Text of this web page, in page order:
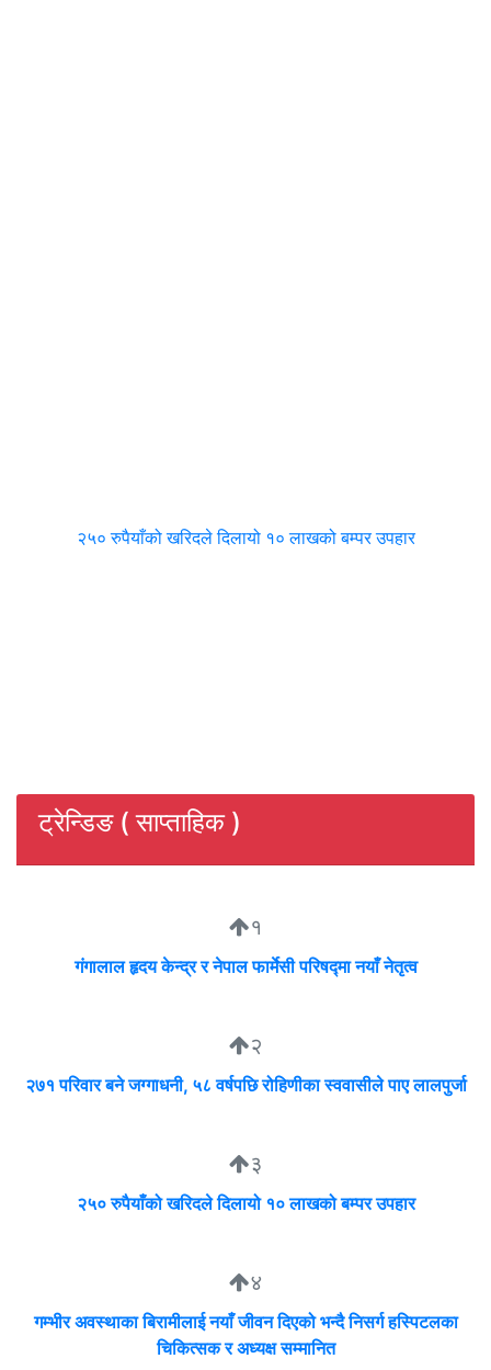
२५० रुपैयाँको खरिदले दिलायो १० लाखको बम्पर उपहार
ट्रेन्डिङ ( साप्ताहिक )
१
गंगालाल हृदय केन्द्र र नेपाल फार्मेसी परिषद्मा नयाँ नेतृत्व
२
२७१ परिवार बने जग्गाधनी, ५८ वर्षपछि रोहिणीका स्ववासीले पाए लालपुर्जा
३
२५० रुपैयाँको खरिदले दिलायो १० लाखको बम्पर उपहार
४
गम्भीर अवस्थाका बिरामीलाई नयाँ जीवन दिएको भन्दै निसर्ग हस्पिटलका
चिकित्सक र अध्यक्ष सम्मानित